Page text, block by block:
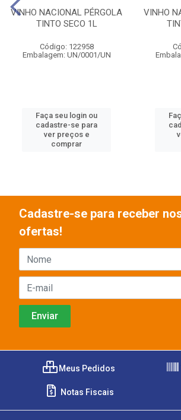
VINHO NACIONAL PÉRGOLA
TINTO SECO 1L
Código: 122958
Embalagem: UN/0001/UN
Faça seu login ou
cadastre-se para
ver preços e
comprar
VINHO
Cadastre-se para receber
ofertas!
Meus Pedidos
Notas Fiscais